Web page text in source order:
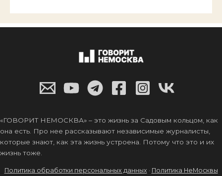
«ГОВОРИТ НЕМОСКВА» – это жизнь за Садовым кольцом, как
она есть. Про нее рассказывают независимые журналисты,
которые знают, как эта жизнь устроена. Потому что это и их
жизнь тоже.
Политика обработки персональных данных · Политика НеМосквы